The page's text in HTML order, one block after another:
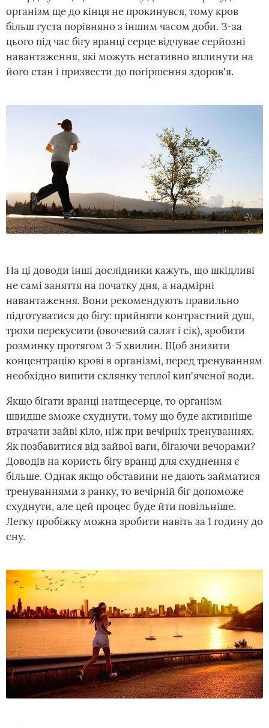
організм ще до кінця не прокинувся, тому кров
більш густа порівняно з іншим часом доби. З-за
цього під час бігу вранці серце відчуває серйозні
навантаження, які можуть негативно вплинути на
його стан і призвести до погіршення здоров'я.
На ці доводи інші дослідники кажуть, що шкідливі
не самі заняття на початку дня, а надмірні
навантаження. Вони рекомендують правильно
підготуватися до бігу: прийняти контрастний душ,
трохи перекусити (овочевий салат і сік), зробити
розминку протягом 3-5 хвилин. Щоб знизити
концентрацію крові в організмі, перед тренуванням
необхідно випити склянку теплої кип'яченої води.
Якщо бігати вранці натщесерце, то організм
швидше зможе схуднути, тому що буде активніше
втрачати зайві кіло, ніж при вечірніх тренуваннях.
Як позбавитися від зайвої ваги, бігаючи вечорами?
Доводів на користь бігу вранці для схуднення є
більше. Однак якщо обставини не дають займатися
тренуваннями з ранку, то вечірній біг допоможе
схуднути, але цей процес буде йти повільніше.
Легку пробіжку можна зробити навіть за 1 годину до
сну.